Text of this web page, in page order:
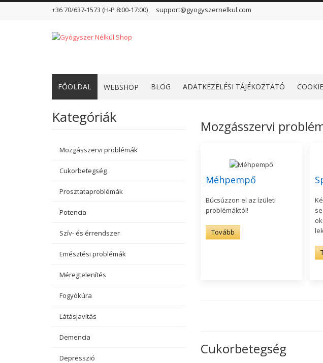
+36 70/637-1573 (H-P 8:00-17:00) support@gyogyszernelkul.com
FŐOLDAL WEBSHOP BLOG ADATKEZELÉSI TÁJÉKOZTATÓ
Mozgásszervi
Méhpempő
Búcsúzzon el az ízületi
problémáktól!
Tovább
Cukorbetegség
Kategóriák
Mozgásszervi problémák
Cukorbetegség
Prosztataproblémák
Potencia
Szív- és érrendszer
Emésztési problémák
Méregtelenítés
Fogyókúra
Látásjavítás
Demencia
Depresszió